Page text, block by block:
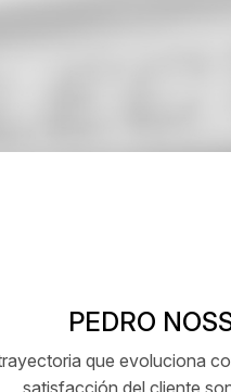
PEDRO
que evoluciona